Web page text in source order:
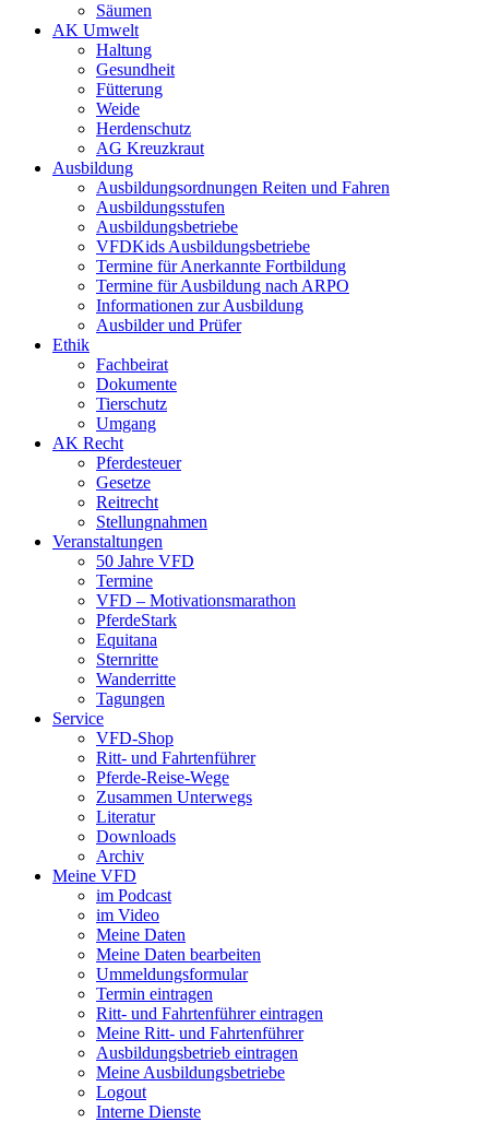
Säumen
AK Umwelt
Haltung
Gesundheit
Fütterung
Weide
Herdenschutz
AG Kreuzkraut
Ausbildung
Ausbildungsordnungen Reiten und Fahren
Ausbildungsstufen
Ausbildungsbetriebe
VFDKids Ausbildungsbetriebe
Termine für Anerkannte Fortbildung
Termine für Ausbildung nach ARPO
Informationen zur Ausbildung
Ausbilder und Prüfer
Ethik
Fachbeirat
Dokumente
Tierschutz
Umgang
AK Recht
Pferdesteuer
Gesetze
Reitrecht
Stellungnahmen
Veranstaltungen
50 Jahre VFD
Termine
VFD – Motivationsmarathon
PferdeStark
Equitana
Sternritte
Wanderritte
Tagungen
Service
VFD-Shop
Ritt- und Fahrtenführer
Pferde-Reise-Wege
Zusammen Unterwegs
Literatur
Downloads
Archiv
Meine VFD
im Podcast
im Video
Meine Daten
Meine Daten bearbeiten
Ummeldungsformular
Termin eintragen
Ritt- und Fahrtenführer eintragen
Meine Ritt- und Fahrtenführer
Ausbildungsbetrieb eintragen
Meine Ausbildungsbetriebe
Logout
Interne Dienste